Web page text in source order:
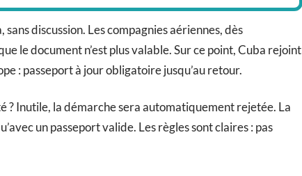
discussion. Les compagnies aériennes, dès
le document n’est plus valable. Sur ce point, Cuba rejoint
: passeport à jour obligatoire jusqu’au retour.
? Inutile, la démarche sera automatiquement rejetée. La
un passeport valide. Les règles sont claires : pas